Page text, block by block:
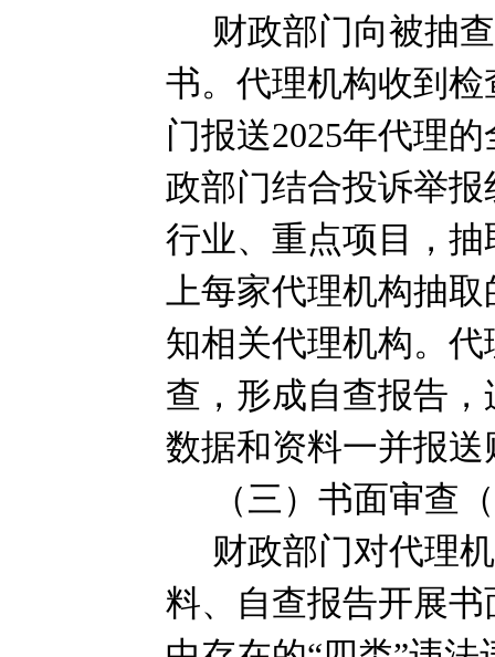
财政部门向被抽
书。代理机构收到
门报送2025年代理的
政部门结合投诉举
行业、重点项目，
上每家代理机构抽
知相关代理机构。
查，形成自查报告
数据和资料一并报送
（三）书面审查（
财政部门对代理
料、自查报告开展